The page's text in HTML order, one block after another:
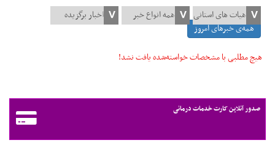
همه‌ی خبرهای امروز
هیچ مطلبی با مشخصات خواسته‌شده یافت نشد!
صدور آنلاین کارت خدمات درمانی